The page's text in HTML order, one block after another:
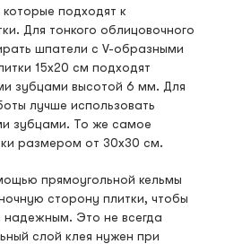
подходят к
Для тонкого облицовочного
шпатели с V-образными
15х20 см подходят
зубцами высотой 6 мм. Для
лучше использовать
зубцами. То же самое
размером от 30х30 см.
прямоугольной кельмы
сторону плитки, чтобы
надежным. Это не всегда
слой клея нужен при